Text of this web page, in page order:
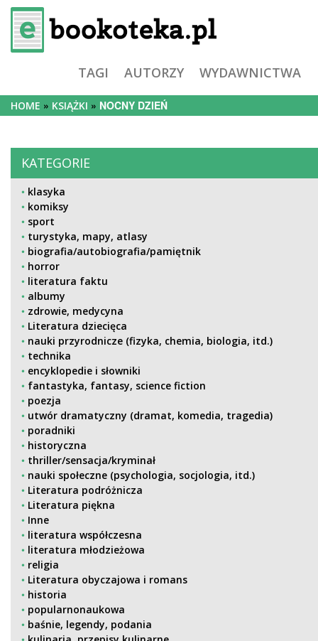
TAGI AUTORZY WYDAWNICTWA
HOME KSIĄŻKI NOCNY DZIEŃ
KATEGORIE
klasyka
komiksy
sport
turystyka, mapy, atlasy
biografia/autobiografia/pamiętnik
horror
literatura faktu
albumy
zdrowie, medycyna
Literatura dziecięca
nauki przyrodnicze (fizyka, chemia, biologia, itd.)
technika
encyklopedie i słowniki
fantastyka, fantasy, science fiction
poezja
utwór dramatyczny (dramat, komedia, tragedia)
poradniki
historyczna
thriller/sensacja/kryminał
nauki społeczne (psychologia, socjologia, itd.)
Literatura podróżnicza
Literatura piękna
Inne
literatura współczesna
literatura młodzieżowa
religia
Literatura obyczajowa i romans
historia
popularnonaukowa
baśnie, legendy, podania